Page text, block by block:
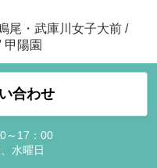
尾・武庫川女子大前 /
甲陽園
合わせ
～17：00
水曜日